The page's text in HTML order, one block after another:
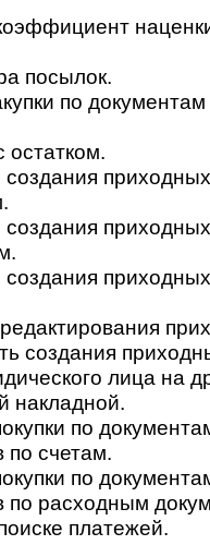
посылок.
по
остатком.
создания
лица на
накладной.
по
по счетам.
по
по расходным
платежей.